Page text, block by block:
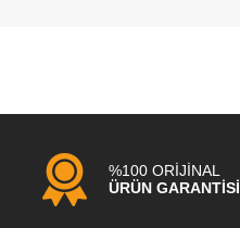
%100 ORİJİNAL
ÜRÜN GARANTİSİ